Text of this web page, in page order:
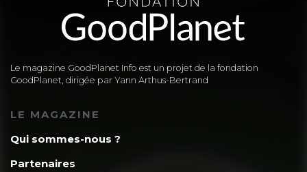
Le magazine GoodPlanet Info est un projet de la fondation
GoodPlanet, dirigée par Yann Arthus-Bertrand
LE MAGAZINE
Qui sommes-nous ?
Partenaires